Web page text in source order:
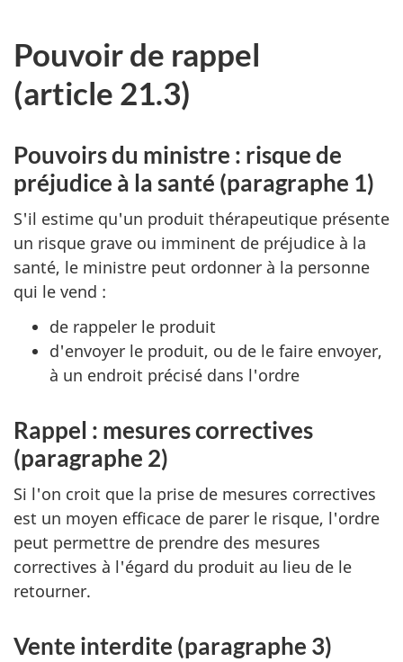
Pouvoir de rappel
(article 21.3)
Pouvoirs du ministre : risque de
préjudice à la santé (paragraphe 1)
S'il estime qu'un produit thérapeutique présente
un risque grave ou imminent de préjudice à la
santé, le ministre peut ordonner à la personne
qui le vend :
de rappeler le produit
d'envoyer le produit, ou de le faire envoyer,
à un endroit précisé dans l'ordre
Rappel : mesures correctives
(paragraphe 2)
Si l'on croit que la prise de mesures correctives
est un moyen efficace de parer le risque, l'ordre
peut permettre de prendre des mesures
correctives à l'égard du produit au lieu de le
retourner.
Vente interdite (paragraphe 3)